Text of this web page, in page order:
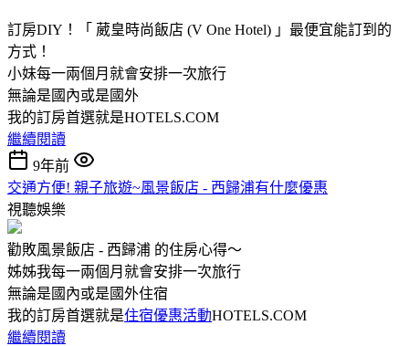
訂房DIY！「 葳皇時尚飯店 (V One Hotel) 」最便宜能訂到的
方式！
小妹每一兩個月就會安排一次旅行
無論是國內或是國外
我的訂房首選就是HOTELS.COM
繼續閱讀
9年前
交通方便! 親子旅遊~風景飯店 - 西歸浦有什麼優惠
視聽娛樂
勸敗風景飯店 - 西歸浦 的住房心得～
姊姊我每一兩個月就會安排一次旅行
無論是國內或是國外住宿
我的訂房首選就是住宿優惠活動HOTELS.COM
繼續閱讀